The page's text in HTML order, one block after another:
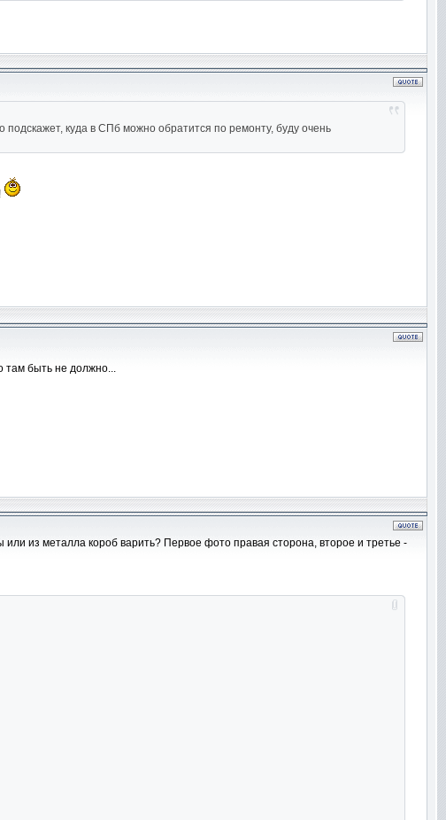
куда в СПб можно обратится по ремонту, буду очень
там быть не должно...
из металла короб варить? Первое фото правая сторона, второе и третье -